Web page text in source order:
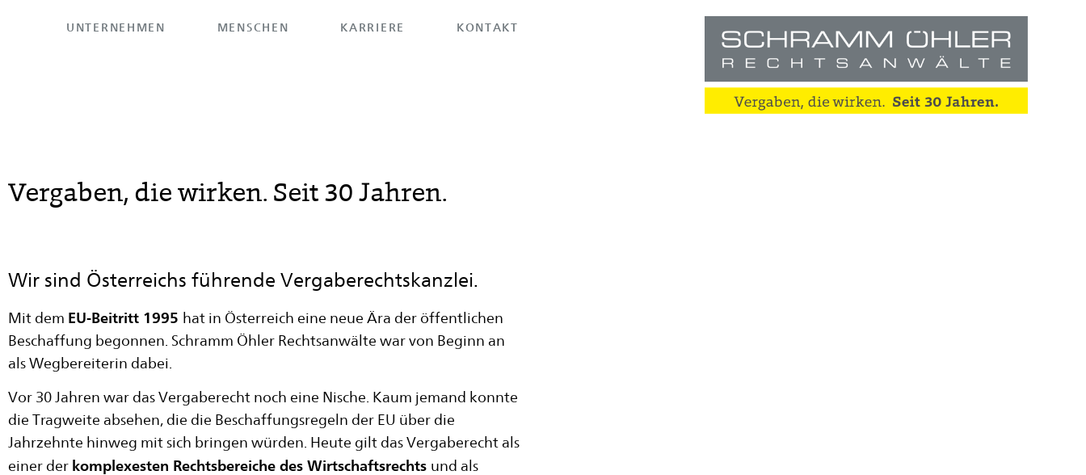
UNTERNEHMEN MENSCHEN KARRIERE KONTAKT
Vergaben, die wirken. Seit 30 Jahren.
Wir sind Österreichs führende Vergaberechtskanzlei.
Mit dem EU-Beitritt 1995 hat in Österreich eine neue Ära der öffentlichen
Beschaffung begonnen. Schramm Öhler Rechtsanwälte war von Beginn an
als Wegbereiterin dabei.
Vor 30 Jahren war das Vergaberecht noch eine Nische. Kaum jemand konnte
die Tragweite absehen, die die Beschaffungsregeln der EU über die
Jahrzehnte hinweg mit sich bringen würden. Heute gilt das Vergaberecht als
einer der komplexesten Rechtsbereiche des Wirtschaftsrechts und als